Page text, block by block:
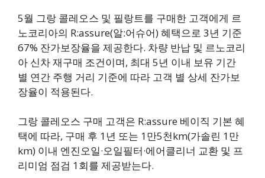
5월 그랑 콜레오스 및 필랑트를 구매한 고객에게 르
노코리아의 R:assure(알:어슈어) 혜택으로 3년 기준
67% 잔가보장율을 제공한다. 차량 반납 및 르노코리
아 신차 재구매 조건이며, 최대 5년 이내 보유 기간
별 연간 주행 거리 기준에 따라 고객 별 상세 잔가보
장율이 적용된다.
그랑 콜레오스 구매 고객은 R:assure 베이직 기본 혜
택에 따라, 구매 후 1년 또는 1만5천km(가솔린 1만
km) 이내 엔진오일·오일필터·에어클리너 교환 및 프
리미엄 점검 1회를 제공받는다.